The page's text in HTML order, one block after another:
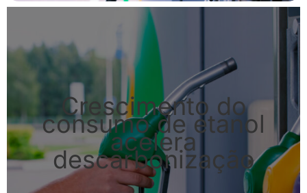
Crescimento do
consumo de etanol
acelera
descarbonização